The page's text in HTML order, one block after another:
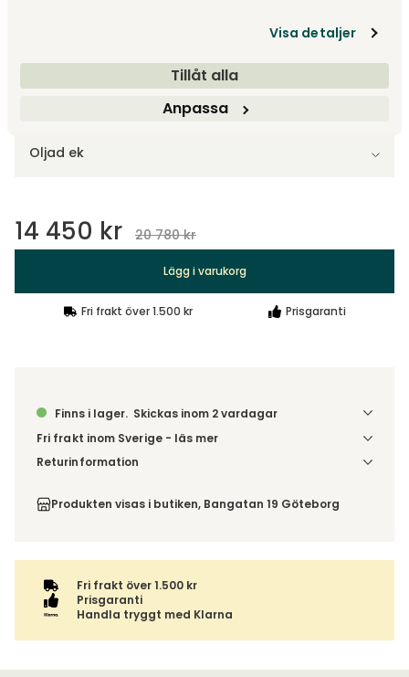
Visa detaljer
Tillåt alla
Anpassa
Välj utförande på ramen
Oljad ek
14 450 kr 20 780 kr
Lägg i varukorg
Fri frakt över 1.500 kr Prisgaranti
Finns i lager. Skickas inom 2 vardagar
Fri frakt inom Sverige - läs mer
Denna vara skickas till din port/tomtgräns. Innan leverans
Beställs varan ihop med andra produkter skickas hela
ordern tillsammans.
Returinformation
order, enligtdistansavtalslagen.
Produkten visas i butiken, Bangatan 19 Göteborg
Fri frakt över 1.500 kr
Prisgaranti
Handla tryggt med Klarna